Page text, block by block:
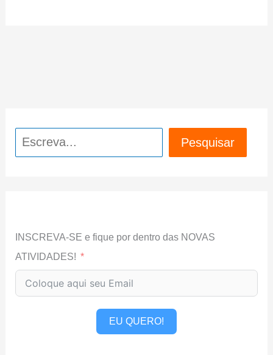
Pesquisar Pesquisar
INSCREVA-SE e fique por dentro das NOVAS
ATIVIDADES!
EU QUERO!